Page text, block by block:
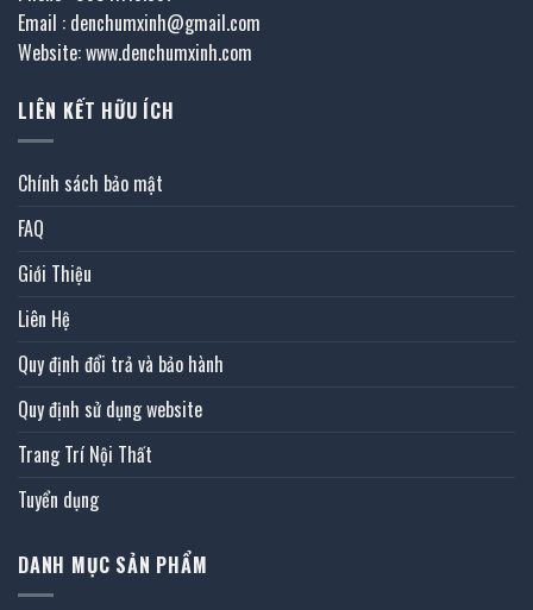
Email : denchumxinh@gmail.com
Website: www.denchumxinh.com
LIÊN KẾT HỮU ÍCH
Chính sách bảo mật
FAQ
Giới Thiệu
Liên Hệ
Quy định đổi trả và bảo hành
Quy định sử dụng website
Trang Trí Nội Thất
Tuyển dụng
DANH MỤC SẢN PHẨM